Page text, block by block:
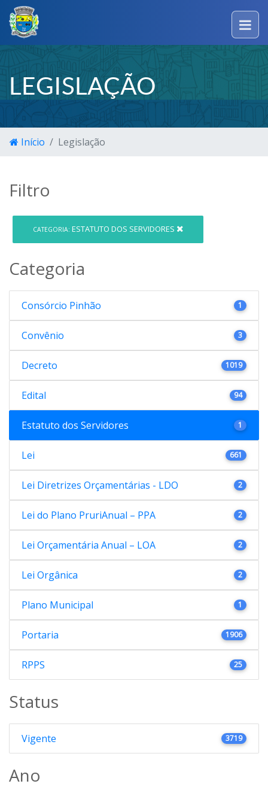
LEGISLAÇÃO
Início Legislação
Filtro
CATEGORIA: ESTATUTO DOS SERVIDORES
Categoria
Consórcio Pinhão 1
Convênio 3
Decreto 1019
Edital 94
Estatuto dos Servidores 1
Lei 661
Lei Diretrizes Orçamentárias - LDO 2
Lei do Plano PruriAnual – PPA 2
Lei Orçamentária Anual – LOA 2
Lei Orgânica 2
Plano Municipal 1
Portaria 1906
RPPS 25
Status
Vigente 3719
Ano